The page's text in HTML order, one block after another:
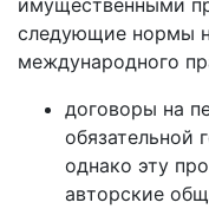
имущественными
следующие нормы
международного
договоры на
обязательной
однако эту
авторские